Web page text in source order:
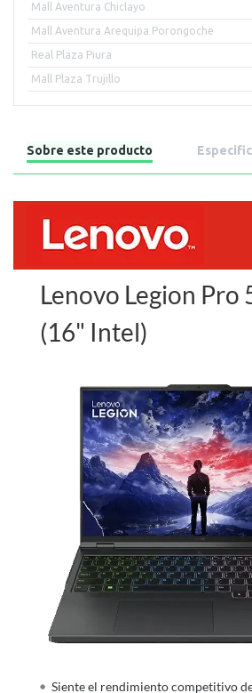
Mall Aventura Chiclayo
Mall Aventura Arequipa Porongoche
Real Plaza Piura
Mall Plaza Trujillo
Sobre este producto
Lenovo Legion Pro
(16" Intel)
Siente el rendimiento competitivo